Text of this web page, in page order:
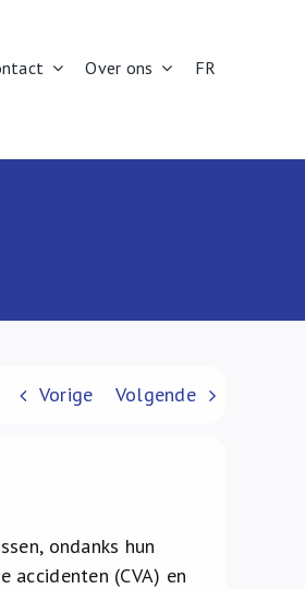
Over ons FR
Vorige Volgende
ondanks hun
accidenten (CVA) en